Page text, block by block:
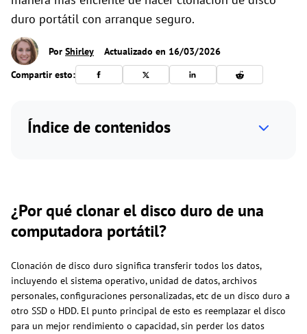
duro portátil con arranque seguro.
Por Shirley
Actualizado en 16/03/2026
Compartir esto:
Índice de contenidos
¿Por qué clonar el disco duro de una
computadora portátil?
Clonación de disco duro significa transferir todos los datos,
incluyendo el sistema operativo, unidad de datos, archivos
personales, configuraciones personalizadas, etc de un disco duro a
otro SSD o HDD. El punto principal de esto es reemplazar el disco
para un mejor rendimiento o capacidad, sin perder los datos